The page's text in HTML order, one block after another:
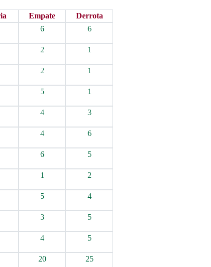
Empate
Derrota
6 6
2 1
2 1
5 1
4 3
4 6
6 5
1 2
5 4
3 5
4 5
20 25